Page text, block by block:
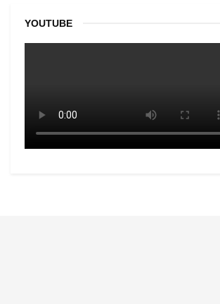
YOUTUBE